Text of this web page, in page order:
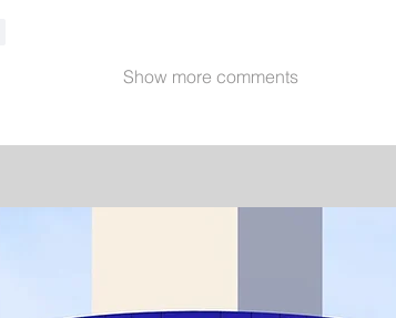
Show more comments